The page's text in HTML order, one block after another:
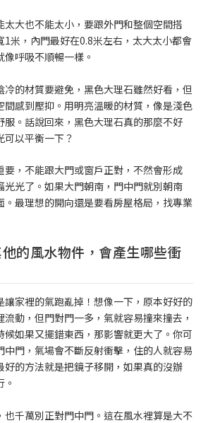
太大也不能太小，要跟外門和整個空間搭
1米，內門最好在0.8米左右，太大太小都會
呼吸不順暢一樣。
的材質要避免，黑色大理石雖然好看，但
間感到壓抑。用明亮溫暖的材質，像是淺色
服。話說回來，黑色大理石真的那麼不好
以平衡一下？
要，不能跟大門或窗戶正對，不然會形成
光光了。如果大門朝南，門中門就別朝南
。最理想的開向還是要看房屋格局，找專業
的風水物件，會產生哪些衝
讓家裡的氣跑亂掉！想像一下，原本好好的
動，但門對門一多，氣就容易撞來撞去，
候如果又擺錯東西，那影響就更大了。你可
中門，氣場會不斷反射衝擊，住的人就容易
好的方法就是把鏡子移開，如果真的沒辦
也千萬別正對門中門。這在風水裡算是大不